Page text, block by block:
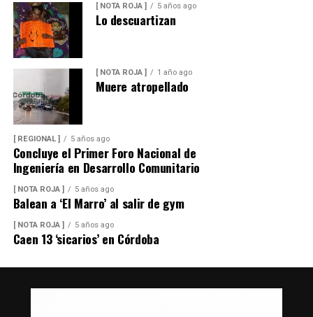
[ NOTA ROJA ] 5 años ago
Lo descuartizan
[ NOTA ROJA ] 1 año ago
Muere atropellado
[ REGIONAL ] 5 años ago
Concluye el Primer Foro Nacional de
Ingeniería en Desarrollo Comunitario
[ NOTA ROJA ] 5 años ago
Balean a ‘El Marro’ al salir de gym
[ NOTA ROJA ] 5 años ago
Caen 13 ‘sicarios’ en Córdoba